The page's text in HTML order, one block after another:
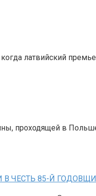
латвийский
проходящей в
ЧЕСТЬ 85-Й